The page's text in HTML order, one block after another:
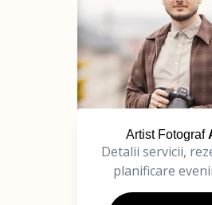
Artist Fotograf
Detalii servicii,
planificare